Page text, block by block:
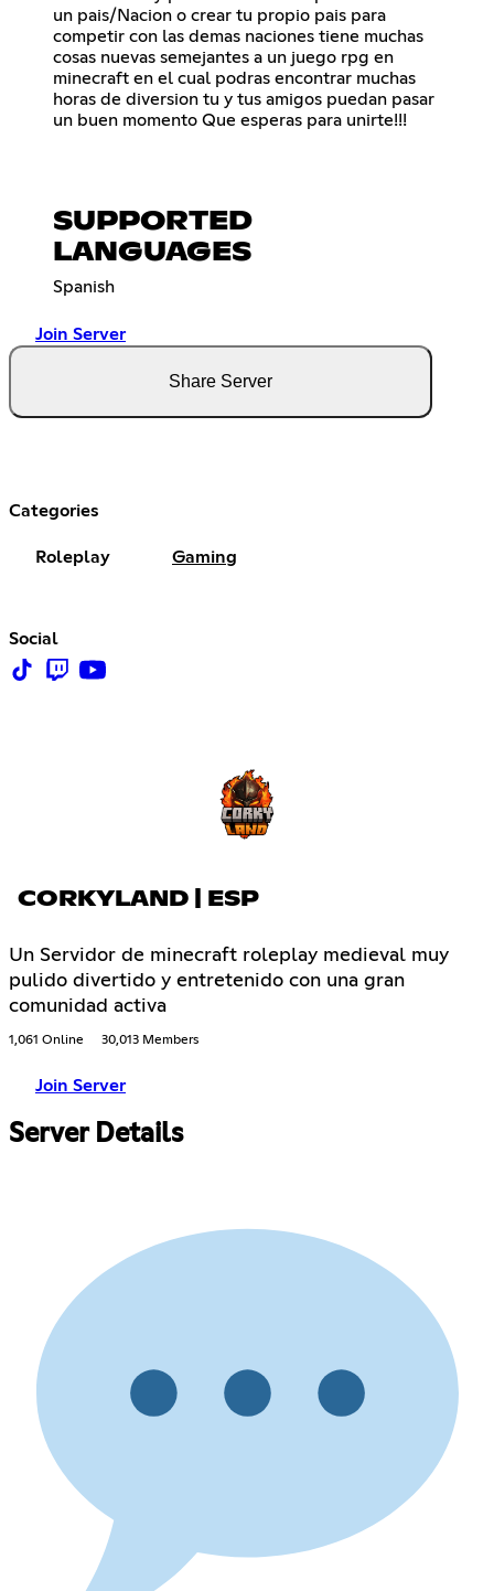
un pais/Nacion o crear tu propio pais para
competir con las demas naciones tiene muchas
cosas nuevas semejantes a un juego rpg en
minecraft en el cual podras encontrar muchas
horas de diversion tu y tus amigos puedan pasar
un buen momento Que esperas para unirte!!!
SUPPORTED
LANGUAGES
Spanish
Join Server
Share Server
Categories
Roleplay Gaming
Social
CORKYLAND | ESP
Un Servidor de minecraft roleplay medieval muy
pulido divertido y entretenido con una gran
comunidad activa
1,061 Online 30,013 Members
Join Server
Server Details